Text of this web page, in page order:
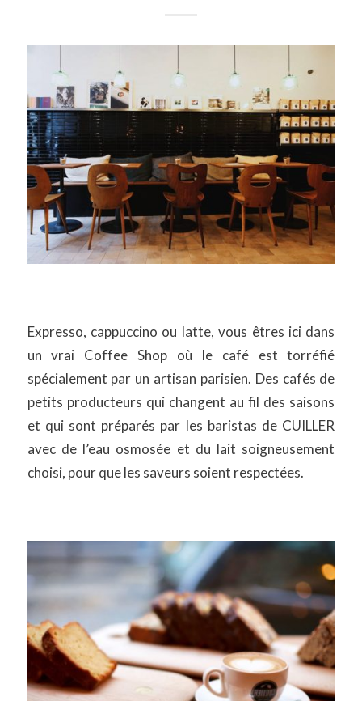
Expresso, cappuccino ou latte, vous êtres ici dans
un vrai Coffee Shop où le café est torréfié
spécialement par un artisan parisien. Des cafés de
petits producteurs qui changent au fil des saisons
et qui sont préparés par les baristas de CUILLER
avec de l’eau osmosée et du lait soigneusement
choisi, pour que les saveurs soient respectées.